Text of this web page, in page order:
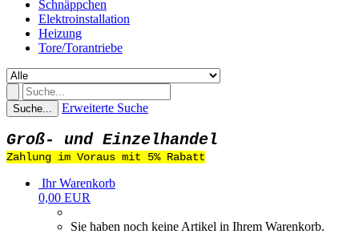
Schnäppchen
Elektroinstallation
Heizung
Tore/Torantriebe
Suche... Erweiterte Suche
Groß- und Einzelhandel
Zahlung im Voraus mit 5% Rabatt
Ihr Warenkorb
0,00 EUR
Sie haben noch keine Artikel in Ihrem Warenkorb.